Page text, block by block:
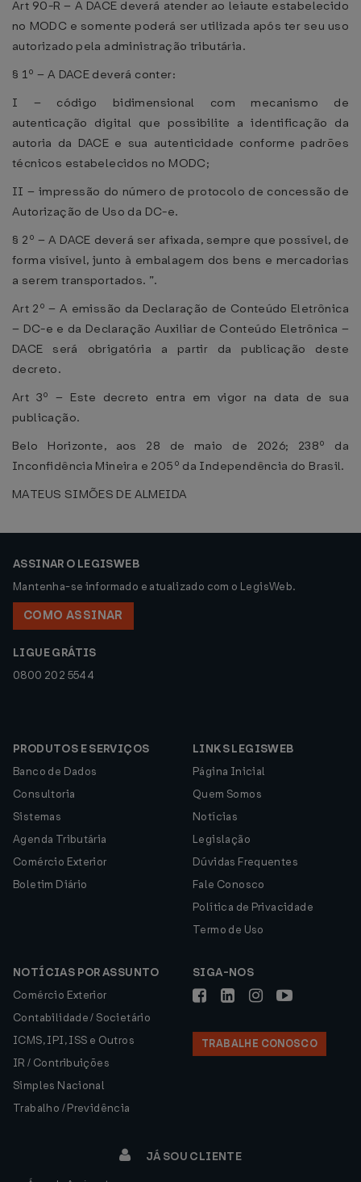
Art 90-R – A DACE deverá atender ao leiaute estabelecido
no MODC e somente poderá ser utilizada após ter seu uso
autorizado pela administração tributária.
§ 1º – A DACE deverá conter:
I – código bidimensional com mecanismo de
autenticação digital que possibilite a identificação da
autoria da DACE e sua autenticidade conforme padrões
técnicos estabelecidos no MODC;
II – impressão do número de protocolo de concessão de
Autorização de Uso da DC-e.
§ 2º – A DACE deverá ser afixada, sempre que possível, de
forma visível, junto à embalagem dos bens e mercadorias
a serem transportados. ”.
Art 2º – A emissão da Declaração de Conteúdo Eletrônica
– DC-e e da Declaração Auxiliar de Conteúdo Eletrônica –
DACE será obrigatória a partir da publicação deste
decreto.
Art 3º – Este decreto entra em vigor na data de sua
publicação.
Belo Horizonte, aos 28 de maio de 2026; 238º da
Inconfidência Mineira e 205º da Independência do Brasil.
MATEUS SIMÕES DE ALMEIDA
ASSINAR O LEGISWEB
Mantenha-se informado e atualizado com o LegisWeb.
COMO ASSINAR
LIGUE GRÁTIS
0800 202 5544
PRODUTOS E SERVIÇOS
Banco de Dados
Consultoria
Sistemas
Agenda Tributária
Comércio Exterior
Boletim Diário
LINKS LEGISWEB
Página Inicial
Quem Somos
Notícias
Legislação
Dúvidas Frequentes
Fale Conosco
Política de Privacidade
Termo de Uso
NOTÍCIAS POR ASSUNTO
Comércio Exterior
Contabilidade / Societário
ICMS, IPI, ISS e Outros
IR / Contribuições
Simples Nacional
Trabalho / Previdência
SIGA-NOS
TRABALHE CONOSCO
JÁ SOU CLIENTE